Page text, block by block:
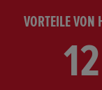
VORTEILE VON
12